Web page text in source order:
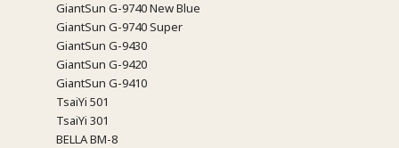
GiantSun G-9740 New Blue
GiantSun G-9740 Super
GiantSun G-9430
GiantSun G-9420
GiantSun G-9410
TsaiYi 501
TsaiYi 301
BELLA BM-8